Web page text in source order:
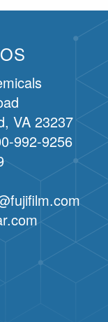
VA 23237
992-9256